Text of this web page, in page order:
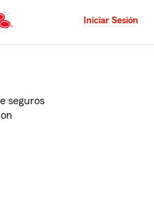
al
principal
Iniciar Sesión